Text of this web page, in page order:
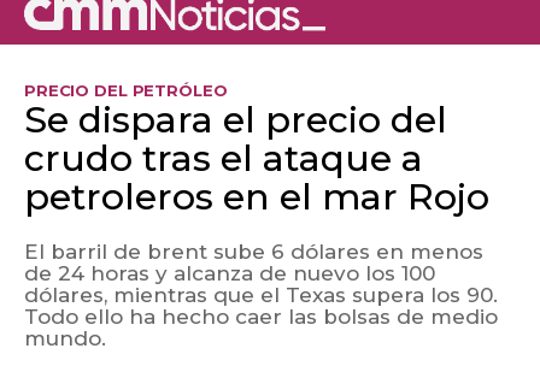
PRECIO DEL PETRÓLEO
Se dispara el precio del
crudo tras el ataque a
petroleros en el mar Rojo
El barril de brent sube 6 dólares en menos
de 24 horas y alcanza de nuevo los 100
dólares, mientras que el Texas supera los 90.
Todo ello ha hecho caer las bolsas de medio
mundo.